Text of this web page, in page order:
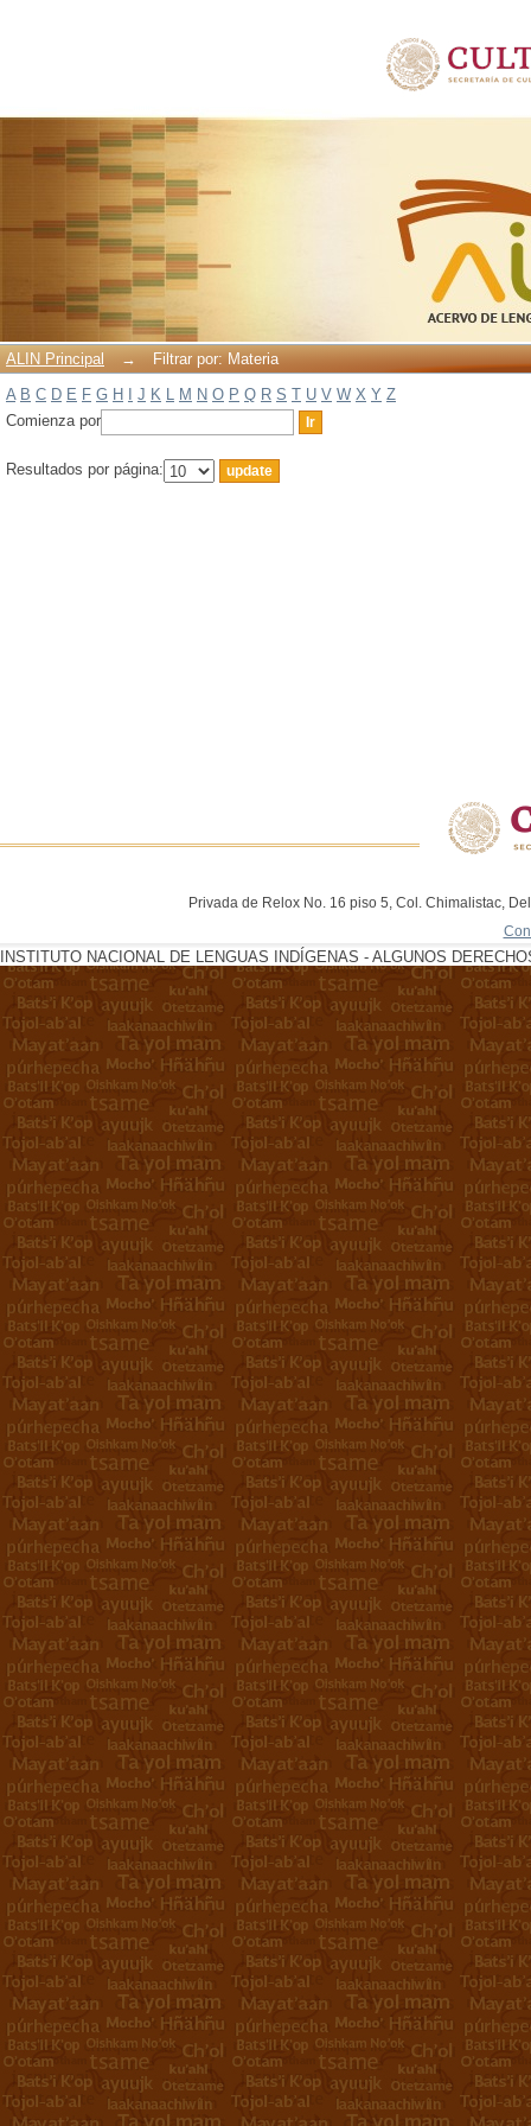
ALIN Principal →
Filtrar por: Materia
A B C D E F G H J K L M N O P Q R S T U V W X Y Z
Comienza por
Resultados por página:
Privada de Relox No. 16 piso 5, Col. Chimalistac,
INSTITUTO NACIONAL DE LENGUAS INDÍGENAS - ALGUNOS